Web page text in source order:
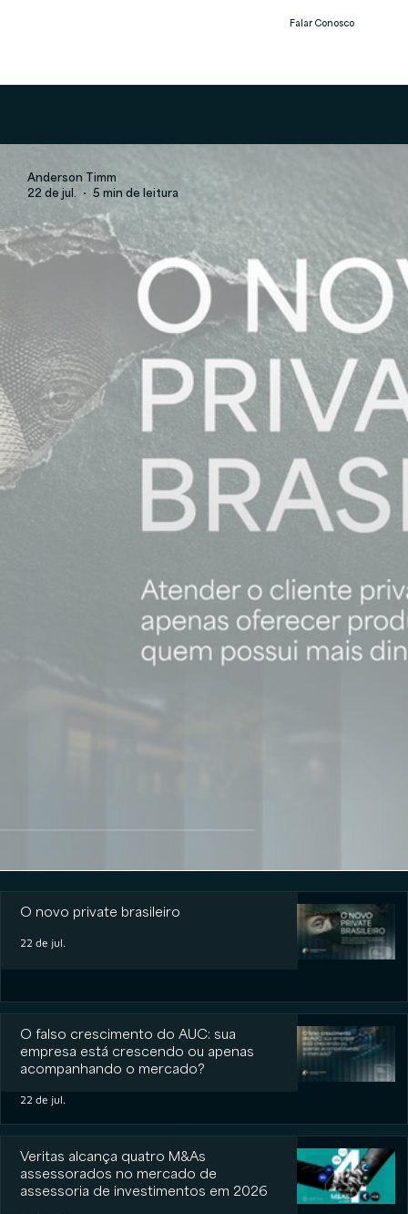
Falar Conosco
Anderson Timm
22 de jul.
5 min de leitura
O novo private brasileiro
22 de jul.
O falso crescimento do AUC: sua
empresa está crescendo ou apenas
acompanhando o mercado?
22 de jul.
Veritas alcança quatro M&As
assessorados no mercado de
assessoria de investimentos em 2026